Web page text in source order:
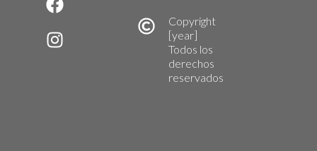
Copyright
[year]
Todos los
derechos
reservados